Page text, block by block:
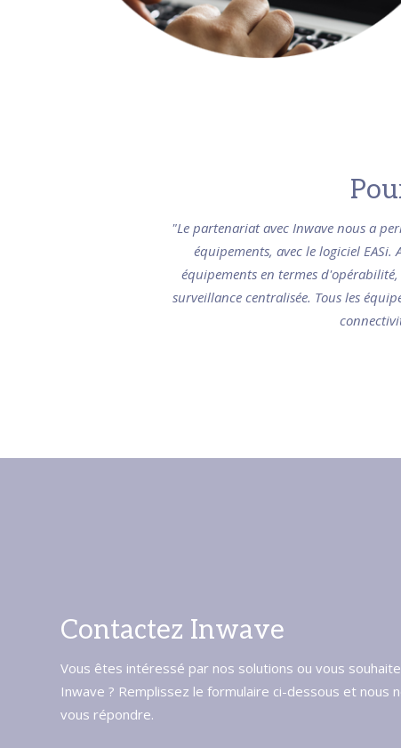
"Le partenariat avec Inwave nous a
équipements, avec le logiciel
équipements en termes
surveillance centralisée. Tous les
Contactez Inwave
Vous êtes intéressé par nos solutions ou vous
Inwave ? Remplissez le formulaire ci-dessous et nous
vous répondre.